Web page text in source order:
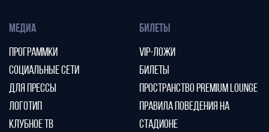
МЕДИА
ПРОГРАММКИ
СОЦИАЛЬНЫЕ СЕТИ
ДЛЯ ПРЕССЫ
ЛОГОТИП
КЛУБНОЕ ТВ
БИЛЕТЫ
VIP-ЛОЖИ
БИЛЕТЫ
ПРОСТРАНСТВО PREMIUM LOUNGE
ПРАВИЛА ПОВЕДЕНИЯ НА
СТАДИОНЕ